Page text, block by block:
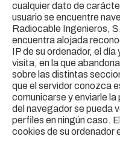
cualquier dato de
usuario se encuentre
Radiocable Ingenieros,
encuentra alojada
IP de su ordenador, el día
visita, en la que
sobre las distintas
que el servidor conozca
comunicarse y enviarle
del navegador se pueda
perfiles en ningún caso.
cookies de su ordenador